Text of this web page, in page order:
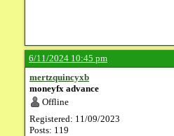
6/11/2024 10:45 pm
mertzquincyxb
moneyfx advance
Offline
Registered: 11/09/2023
Posts: 119